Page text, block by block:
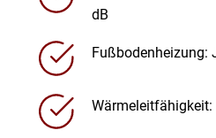
dB
Fußbodenheizung:
Wärmeleitfähigkeit: